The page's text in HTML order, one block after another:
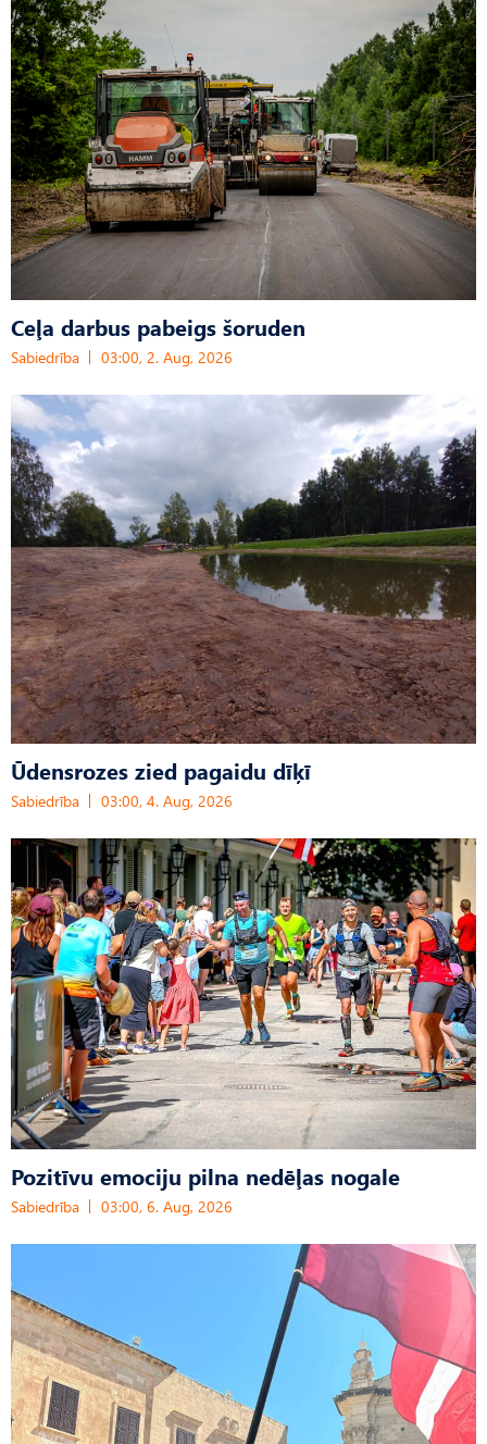
Ceļa darbus pabeigs šoruden
Sabiedrība 03:00, 2. Aug, 2026
Ūdensrozes zied pagaidu dīķī
Sabiedrība 03:00, 4. Aug, 2026
Pozitīvu emociju pilna nedēļas nogale
Sabiedrība 03:00, 6. Aug, 2026